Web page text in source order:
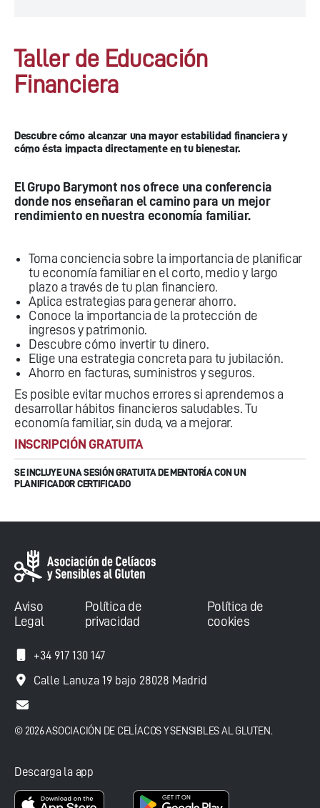
Taller de Educación
Financiera
Descubre cómo alcanzar una mayor estabilidad financiera y
cómo ésta impacta directamente en tu bienestar.
El Grupo Barymont nos ofrece una conferencia
donde nos enseñaran el camino para un mejor
rendimiento en nuestra economía familiar.
Toma conciencia sobre la importancia de planificar
tu economía familiar en el corto, medio y largo
plazo a través de tu plan financiero.
Aplica estrategias para generar ahorro.
Conoce la importancia de la protección de
ingresos y patrimonio.
Descubre cómo invertir tu dinero.
Elige una estrategia concreta para tu jubilación.
Ahorro en facturas, suministros y seguros.
Es posible evitar muchos errores si aprendemos a
desarrollar hábitos financieros saludables. Tu
economía familiar, sin duda, va a mejorar.
INSCRIPCIÓN GRATUITA
SE INCLUYE UNA SESIÓN GRATUITA DE MENTORÍA CON UN
PLANIFICADOR CERTIFICADO
Aviso
Legal
Política de
privacidad
Política de
cookies
+34 917 130 147
Calle Lanuza 19 bajo 28028 Madrid
© 2026 ASOCIACIÓN DE CELÍACOS Y SENSIBLES AL GLUTEN.
Descarga la app